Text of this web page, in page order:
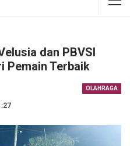
dan PBVSI
Pemain Terbaik
OLAHRAGA